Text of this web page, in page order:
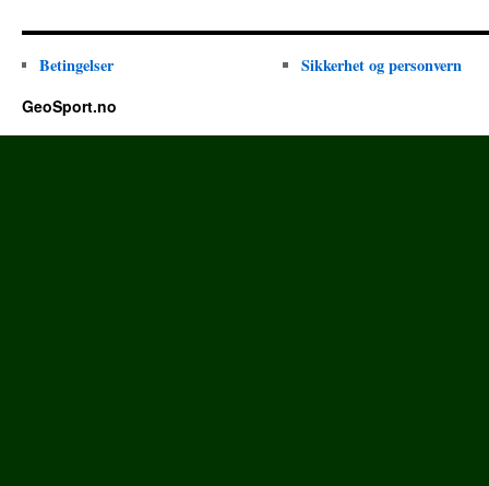
Betingelser Sikkerhet og personvern
GeoSport.no